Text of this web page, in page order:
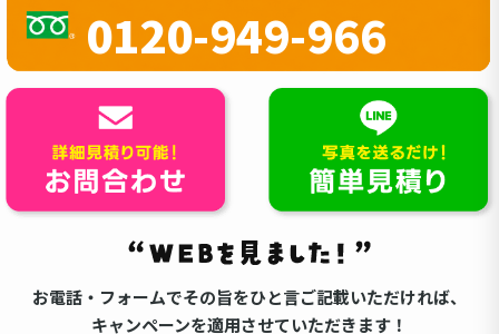
0120-949-966
お電話・フォームでその旨をひと言ご記載いただければ、
キャンペーンを適用させていただきます！